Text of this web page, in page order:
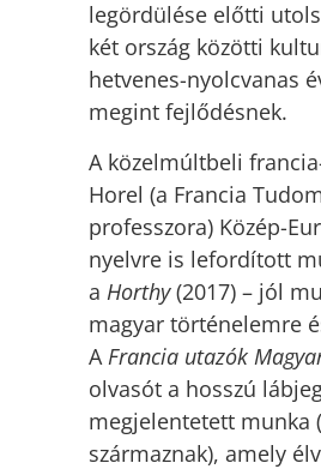
legördülése előtti
két ország közötti
hetvenes-nyolcvanas
megint fejlődésnek.
A közelmúltbeli
Horel (a Francia
professzora) Közép-
nyelvre is lefordított
a Horthy(2017) – jól
magyar történelemre
A Francia utazók
olvasót a hosszú
megjelentetett munka
származnak), amely